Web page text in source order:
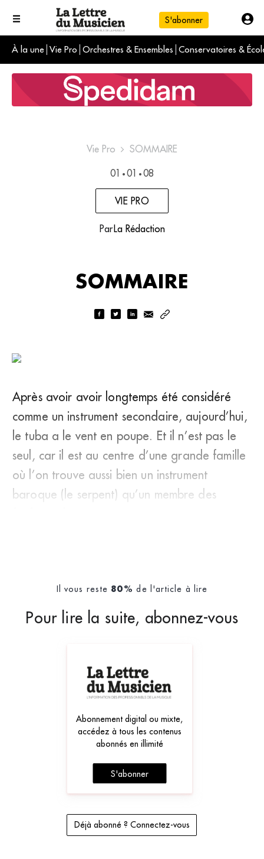
S'abonner
À la une Vie Pro Orchestres & Ensembles Conservatoires &
L'info du jour
Le numéro du mois
International
Vie Pro SOMMAIRE
01 • 01 • 08
VIE PRO
ParLa Rédaction
SOMMAIRE
Après avoir avoir longtemps été considéré
comme un instrument secondaire, aujourd’hui,
le tuba a le vent en poupe. Et il n’est pas le
seul, car il est au centre d’une grande famille
où l’on trouve aussi bien un instrument
baroque (le serpent) qu’un membre des
Il vous reste 80% de l'article à lire
Pour lire la suite, abonnez-vous
Abonnement digital ou mixte,
accédez à tous les contenus
abonnés en illimité
S'abonner
Déjà abonné ? Connectez-vous